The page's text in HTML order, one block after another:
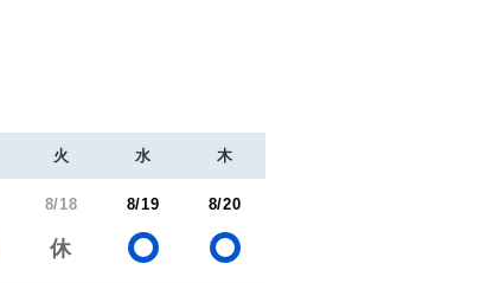
火 水 木
8/18 8/19 8/20